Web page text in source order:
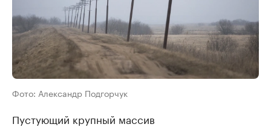
Фото: Александр Подгорчук
Пустующий крупный массив